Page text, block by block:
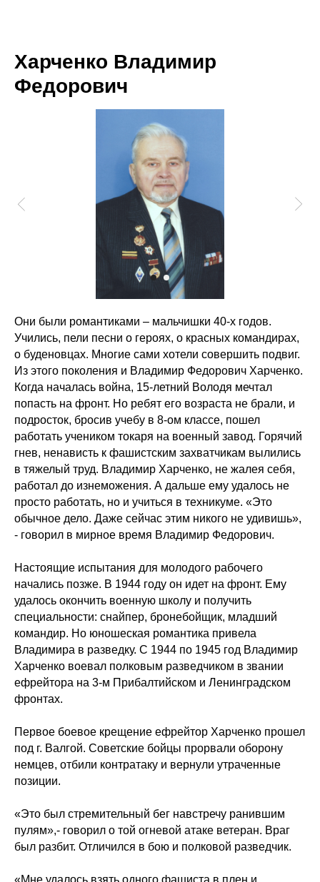
Харченко Владимир
Федорович
Они были романтиками – мальчишки 40-х годов.
Учились, пели песни о героях, о красных командирах,
о буденовцах. Многие сами хотели совершить подвиг.
Из этого поколения и Владимир Федорович Харченко.
Когда началась война, 15-летний Володя мечтал
попасть на фронт. Но ребят его возраста не брали, и
подросток, бросив учебу в 8-ом классе, пошел
работать учеником токаря на военный завод. Горячий
гнев, ненависть к фашистским захватчикам вылились
в тяжелый труд. Владимир Харченко, не жалея себя,
работал до изнеможения. А дальше ему удалось не
просто работать, но и учиться в техникуме. «Это
обычное дело. Даже сейчас этим никого не удивишь»,
- говорил в мирное время Владимир Федорович.
Настоящие испытания для молодого рабочего
начались позже. В 1944 году он идет на фронт. Ему
удалось окончить военную школу и получить
специальности: снайпер, бронебойщик, младший
командир. Но юношеская романтика привела
Владимира в разведку. С 1944 по 1945 год Владимир
Харченко воевал полковым разведчиком в звании
ефрейтора на 3-м Прибалтийском и Ленинградском
фронтах.
Первое боевое крещение ефрейтор Харченко прошел
под г. Валгой. Советские бойцы прорвали оборону
немцев, отбили контратаку и вернули утраченные
позиции.
«Это был стремительный бег навстречу ранившим
пулям»,- говорил о той огневой атаке ветеран. Враг
был разбит. Отличился в бою и полковой разведчик.
«Мне удалось взять одного фашиста в плен и